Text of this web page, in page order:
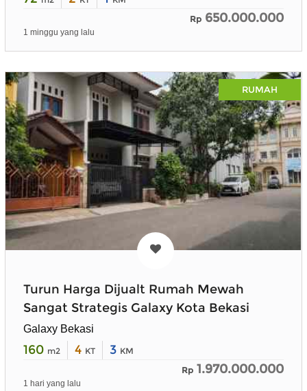
Rp 650.000.000
1 minggu yang lalu
RUMAH
Turun Harga Dijualt Rumah Mewah
Sangat Strategis Galaxy Kota Bekasi
Galaxy Bekasi
160 m2 4 KT 3 KM
Rp 1.970.000.000
1 hari yang lalu